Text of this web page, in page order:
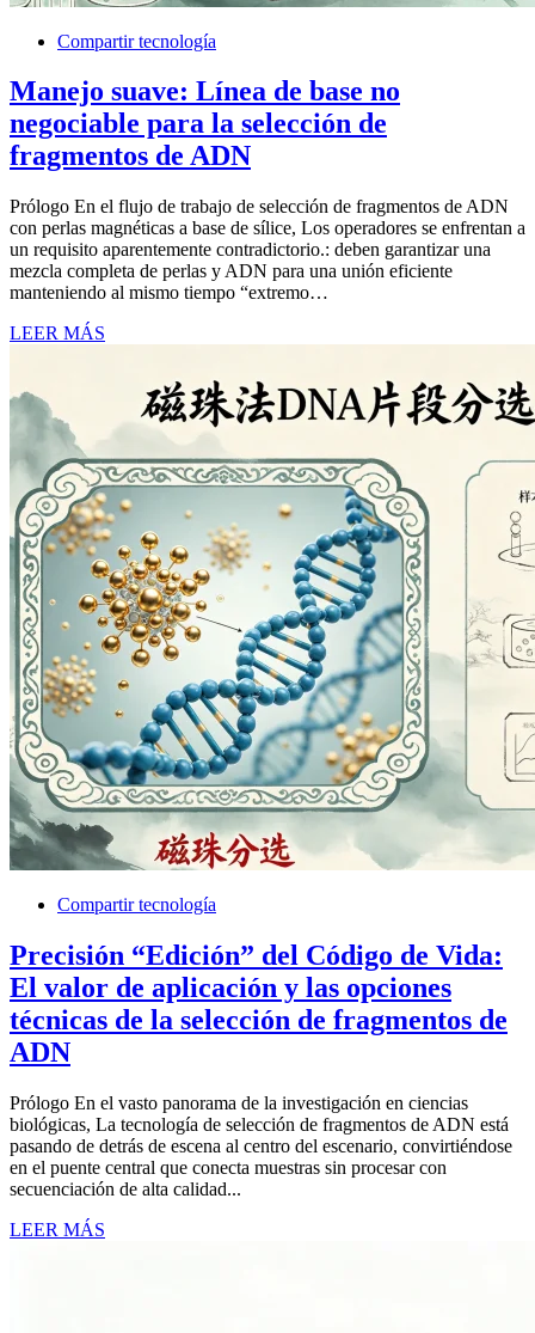
Compartir tecnología
Manejo suave: Línea de base no
negociable para la selección de
fragmentos de ADN
Prólogo En el flujo de trabajo de selección de fragmentos de ADN
con perlas magnéticas a base de sílice, Los operadores se enfrentan a
un requisito aparentemente contradictorio.: deben garantizar una
mezcla completa de perlas y ADN para una unión eficiente
manteniendo al mismo tiempo “extremo…
LEER MÁS
Compartir tecnología
Precisión “Edición” del Código de Vida:
El valor de aplicación y las opciones
técnicas de la selección de fragmentos de
ADN
Prólogo En el vasto panorama de la investigación en ciencias
biológicas, La tecnología de selección de fragmentos de ADN está
pasando de detrás de escena al centro del escenario, convirtiéndose
en el puente central que conecta muestras sin procesar con
secuenciación de alta calidad...
LEER MÁS